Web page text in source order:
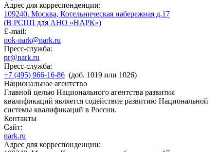
Адрес для корреспонденции:
109240, Москва, Котельническая набережная д.17
(В РСПП для АНО «НАРК»)
E-mail:
nok-nark@nark.ru
Пресс-служба:
pr@nark.ru
Пресс-служба:
+7 (495) 966-16-86 (доб. 1019 или 1026)
Национальное агентство
Главной целью Национального агентства развития
квалификаций является содействие развитию Национальной
системы квалификаций в России.
Контакты
Сайт:
nark.ru
Адрес для корреспонденции: